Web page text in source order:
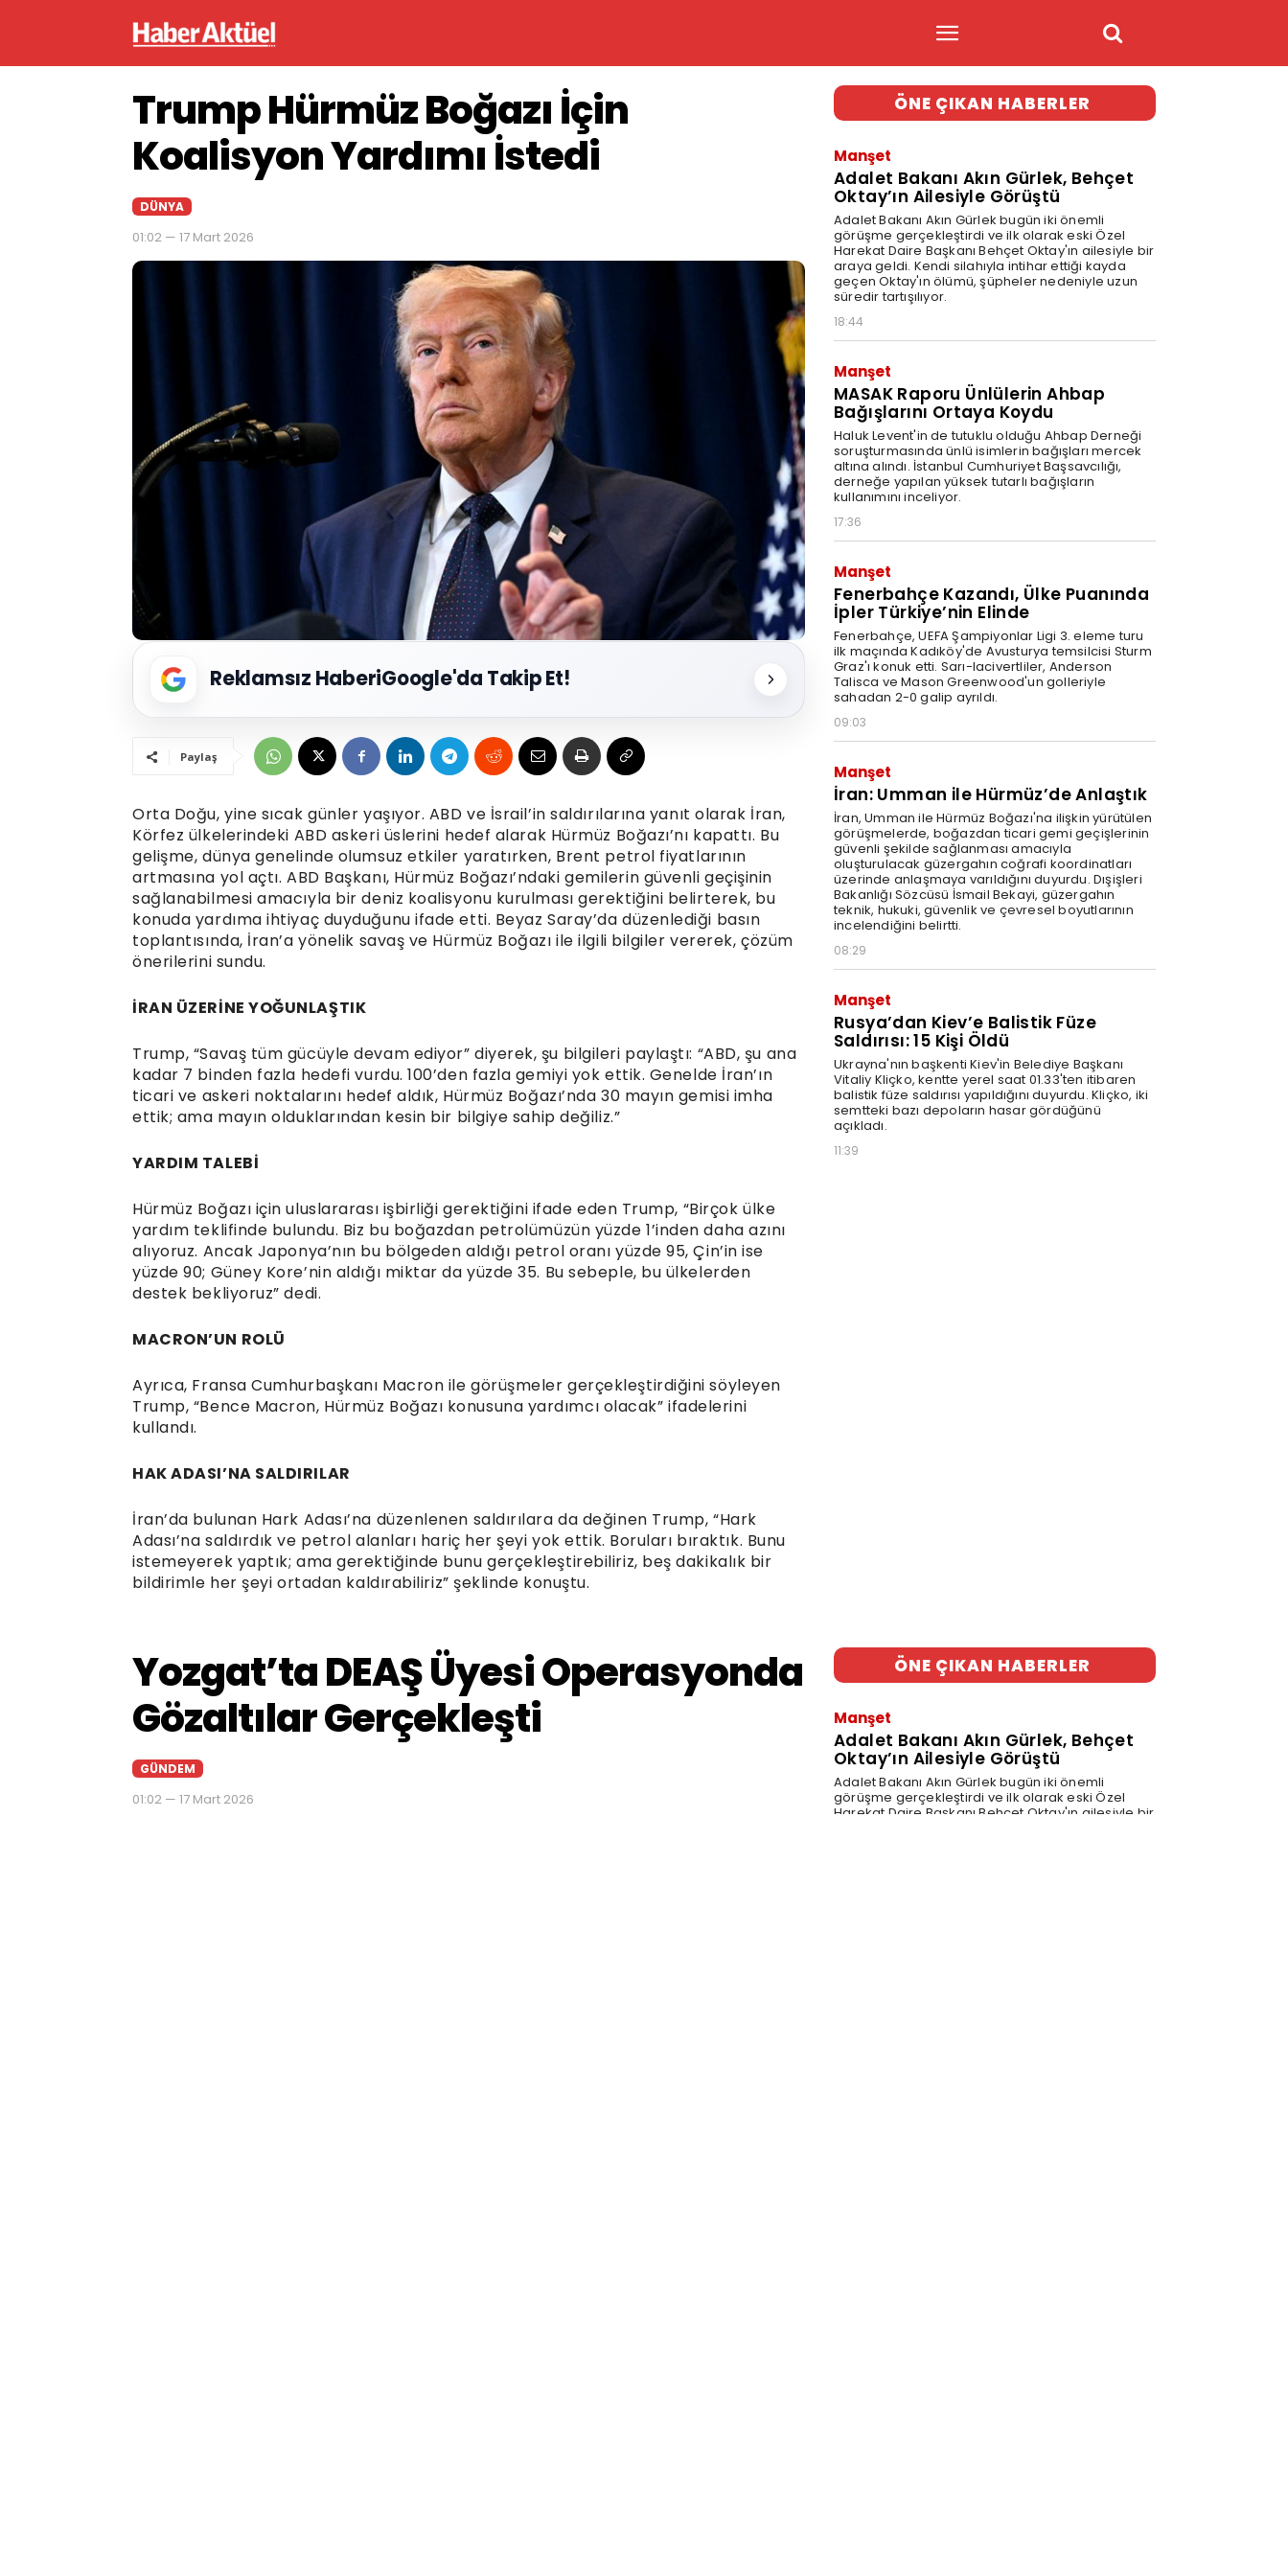
Trump Hürmüz Boğazı İçin
Koalisyon Yardımı İstedi
DÜNYA
01:02 — 17 Mart 2026
Reklamsız HaberiGoogle'da Takip Et!
Paylaş
Orta Doğu, yine sıcak günler yaşıyor. ABD ve İsrail’in saldırılarına yanıt olarak İran,
Körfez ülkelerindeki ABD askeri üslerini hedef alarak Hürmüz Boğazı’nı kapattı. Bu
gelişme, dünya genelinde olumsuz etkiler yaratırken, Brent petrol fiyatlarının
artmasına yol açtı. ABD Başkanı, Hürmüz Boğazı’ndaki gemilerin güvenli geçişinin
sağlanabilmesi amacıyla bir deniz koalisyonu kurulması gerektiğini belirterek, bu
konuda yardıma ihtiyaç duyduğunu ifade etti. Beyaz Saray’da düzenlediği basın
toplantısında, İran’a yönelik savaş ve Hürmüz Boğazı ile ilgili bilgiler vererek, çözüm
önerilerini sundu.
İRAN ÜZERİNE YOĞUNLAŞTIK
Trump, “Savaş tüm gücüyle devam ediyor” diyerek, şu bilgileri paylaştı: “ABD, şu ana
kadar 7 binden fazla hedefi vurdu. 100’den fazla gemiyi yok ettik. Genelde İran’ın
ticari ve askeri noktalarını hedef aldık, Hürmüz Boğazı’nda 30 mayın gemisi imha
ettik; ama mayın olduklarından kesin bir bilgiye sahip değiliz.”
YARDIM TALEBİ
Hürmüz Boğazı için uluslararası işbirliği gerektiğini ifade eden Trump, “Birçok ülke
yardım teklifinde bulundu. Biz bu boğazdan petrolümüzün yüzde 1’inden daha azını
alıyoruz. Ancak Japonya’nın bu bölgeden aldığı petrol oranı yüzde 95, Çin’in ise
yüzde 90; Güney Kore’nin aldığı miktar da yüzde 35. Bu sebeple, bu ülkelerden
destek bekliyoruz” dedi.
MACRON’UN ROLÜ
Ayrıca, Fransa Cumhurbaşkanı Macron ile görüşmeler gerçekleştirdiğini söyleyen
Trump, “Bence Macron, Hürmüz Boğazı konusuna yardımcı olacak” ifadelerini
kullandı.
HAK ADASI’NA SALDIRILAR
İran’da bulunan Hark Adası’na düzenlenen saldırılara da değinen Trump, “Hark
Adası’na saldırdık ve petrol alanları hariç her şeyi yok ettik. Boruları bıraktık. Bunu
istemeyerek yaptık; ama gerektiğinde bunu gerçekleştirebiliriz, beş dakikalık bir
bildirimle her şeyi ortadan kaldırabiliriz” şeklinde konuştu.
ÖNE ÇIKAN HABERLER
Manşet
Adalet Bakanı Akın Gürlek, Behçet
Oktay’ın Ailesiyle Görüştü
Adalet Bakanı Akın Gürlek bugün iki önemli
görüşme gerçekleştirdi ve ilk olarak eski Özel
Harekat Daire Başkanı Behçet Oktay'ın ailesiyle bir
araya geldi. Kendi silahıyla intihar ettiği kayda
geçen Oktay'ın ölümü, şüpheler nedeniyle uzun
süredir tartışılıyor.
18:44
Manşet
MASAK Raporu Ünlülerin Ahbap
Bağışlarını Ortaya Koydu
Haluk Levent'in de tutuklu olduğu Ahbap Derneği
soruşturmasında ünlü isimlerin bağışları mercek
altına alındı. İstanbul Cumhuriyet Başsavcılığı,
derneğe yapılan yüksek tutarlı bağışların
kullanımını inceliyor.
17:36
Manşet
Fenerbahçe Kazandı, Ülke Puanında
İpler Türkiye’nin Elinde
Fenerbahçe, UEFA Şampiyonlar Ligi 3. eleme turu
ilk maçında Kadıköy'de Avusturya temsilcisi Sturm
Graz'ı konuk etti. Sarı-lacivertliler, Anderson
Talisca ve Mason Greenwood'un golleriyle
sahadan 2-0 galip ayrıldı.
09:03
Manşet
İran: Umman ile Hürmüz’de Anlaştık
İran, Umman ile Hürmüz Boğazı'na ilişkin yürütülen
görüşmelerde, boğazdan ticari gemi geçişlerinin
güvenli şekilde sağlanması amacıyla
oluşturulacak güzergahın coğrafi koordinatları
üzerinde anlaşmaya varıldığını duyurdu. Dışişleri
Bakanlığı Sözcüsü İsmail Bekayi, güzergahın
teknik, hukuki, güvenlik ve çevresel boyutlarının
incelendiğini belirtti.
08:29
Manşet
Rusya’dan Kiev’e Balistik Füze
Saldırısı: 15 Kişi Öldü
Ukrayna'nın başkenti Kiev'in Belediye Başkanı
Vitaliy Kliçko, kentte yerel saat 01.33'ten itibaren
balistik füze saldırısı yapıldığını duyurdu. Kliçko, iki
semtteki bazı depoların hasar gördüğünü
açıkladı.
11:39